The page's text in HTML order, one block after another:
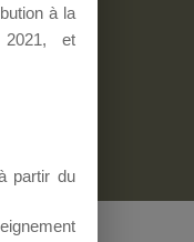
à la
2021, et
partir du